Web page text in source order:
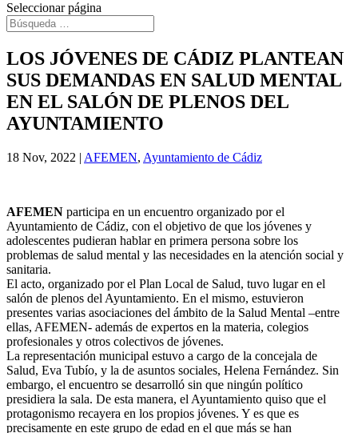
Seleccionar página
LOS JÓVENES DE CÁDIZ PLANTEAN
SUS DEMANDAS EN SALUD MENTAL
EN EL SALÓN DE PLENOS DEL
AYUNTAMIENTO
18 Nov, 2022 | AFEMEN, Ayuntamiento de Cádiz
AFEMEN participa en un encuentro organizado por el
Ayuntamiento de Cádiz, con el objetivo de que los jóvenes y
adolescentes pudieran hablar en primera persona sobre los
problemas de salud mental y las necesidades en la atención social y
sanitaria.
El acto, organizado por el Plan Local de Salud, tuvo lugar en el
salón de plenos del Ayuntamiento. En el mismo, estuvieron
presentes varias asociaciones del ámbito de la Salud Mental –entre
ellas, AFEMEN- además de expertos en la materia, colegios
profesionales y otros colectivos de jóvenes.
La representación municipal estuvo a cargo de la concejala de
Salud, Eva Tubío, y la de asuntos sociales, Helena Fernández. Sin
embargo, el encuentro se desarrolló sin que ningún político
presidiera la sala. De esta manera, el Ayuntamiento quiso que el
protagonismo recayera en los propios jóvenes. Y es que es
precisamente en este grupo de edad en el que más se han